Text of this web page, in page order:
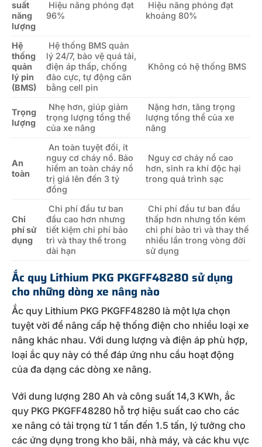
suất
năng
lượng
Hiệu năng phóng đạt
96%
Hiệu năng phóng đạt
khoảng 80%
Hệ
thống
quản
lý pin
(BMS)
Hệ thống BMS quản
lý 24/7, bảo vệ quá tải,
điện áp thấp, chống
đảo cực, tự động cân
bằng cell pin
Không có hệ thống BMS
Trọng
lượng
Nhẹ hơn, giúp giảm
trọng lượng tổng thể
của xe nâng
Nặng hơn, tăng trọng
lượng tổng thể của xe
nâng
An
toàn
An toàn tuyệt đối, ít
nguy cơ cháy nổ. Bảo
hiểm an toàn cháy nổ
trị giá lên đến 3 tỷ
đồng
Nguy cơ cháy nổ cao
hơn, sinh ra khí độc hại
trong quá trình sạc
Chi
phí sử
dụng
Chi phí đầu tư ban
đầu cao hơn nhưng
tiết kiệm chi phí bảo
trì và thay thế trong
dài hạn
Chi phí đầu tư ban đầu
thấp hơn nhưng tốn kém
chi phí bảo trì và thay thế
nhiều lần trong vòng đời
sử dụng
Ắc quy Lithium PKG PKGFF48280 sử dụng
cho những dòng xe nâng nào
Ắc quy Lithium PKG PKGFF48280 là một lựa chọn
tuyệt vời để nâng cấp hệ thống điện cho nhiều loại xe
nâng khác nhau. Với dung lượng và điện áp phù hợp,
loại ắc quy này có thể đáp ứng nhu cầu hoạt động
của đa dạng các dòng xe nâng.
Với dung lượng 280 Ah và công suất 14,3 KWh, ắc
quy PKG PKGFF48280 hỗ trợ hiệu suất cao cho các
xe nâng có tải trọng từ 1 tấn đến 1.5 tấn, lý tưởng cho
các ứng dụng trong kho bãi, nhà máy, và các khu vực